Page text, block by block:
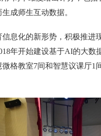
成师生互动数据。
化的新形势，积极推进
年开始建设基于AI的大数
微格教室7间和智慧议课厅